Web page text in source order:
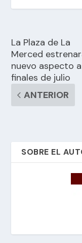
La Plaza de La
Merced
nuevo aspecto a
finales de julio
ANTERIOR
SOBRE EL